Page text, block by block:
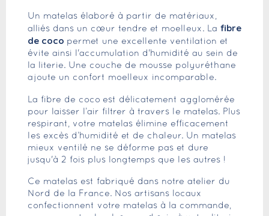
Un matelas élaboré à partir de matériaux,
alliés dans un cœur tendre et moelleux. La fibre
de coco permet une excellente ventilation et
évite ainsi l'accumulation d'humidité au sein de
la literie. Une couche de mousse polyuréthane
ajoute un confort moelleux incomparable.
La fibre de coco est délicatement agglomérée
pour laisser l’air filtrer à travers le matelas. Plus
respirant, votre matelas élimine efficacement
les excès d’humidité et de chaleur. Un matelas
mieux ventilé ne se déforme pas et dure
jusqu'à 2 fois plus longtemps que les autres !
Ce matelas est fabriqué dans notre atelier du
Nord de la France. Nos artisans locaux
confectionnent votre matelas à la commande,